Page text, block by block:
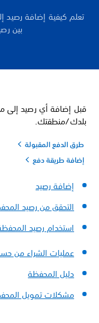
تعلم كيفية إضافة
بين
قبل إضافة أي رصيد إلى
بلدك/منطقتك.
طرق الدفع المقبولة
إضافة طريقة دفع
إضافة رصيد
التحقق من رصيد
استخدام رصيد
عمليات الشراء من
دليل المحفظة
مشكلات تمويل